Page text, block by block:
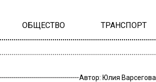
ОБЩЕСТВО ТРАНСПОРТ
Автор: Юлия Варсегова